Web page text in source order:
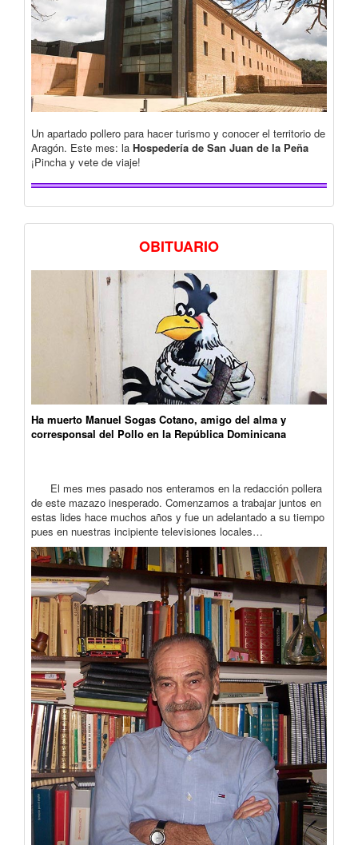
Un apartado pollero para hacer turismo y conocer el territorio de
Aragón. Este mes: la Hospedería de San Juan de la Peña
¡Pincha y vete de viaje!
OBITUARIO
Ha muerto Manuel Sogas Cotano, amigo del alma y
corresponsal del Pollo en la República Dominicana
El mes mes pasado nos enteramos en la redacción pollera
de este mazazo inesperado. Comenzamos a trabajar juntos en
estas lides hace muchos años y fue un adelantado a su tiempo
pues en nuestras incipiente televisiones locales…